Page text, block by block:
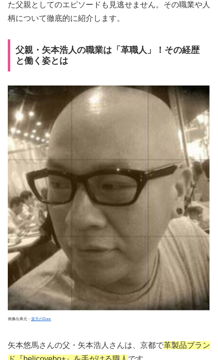
た父親としてのエピソードも見逃せません。その職業や人
柄について徹底的に紹介します。
父親・矢本浩人の職業は「革職人」！その経歴
と働く姿とは
画像出典元： 楽天のDoor
矢本悠馬さんの父・矢本浩人さんは、京都で革製品ブラン